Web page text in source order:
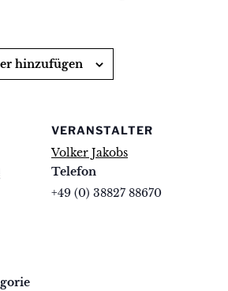
hinzufügen
VERANSTALTER
Volker Jakobs
Telefon
+49 (0) 38827 88670